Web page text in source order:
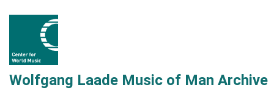
Wolfgang Laade Music of Man Archive